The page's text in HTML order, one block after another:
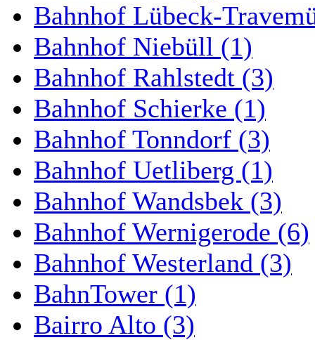
Bahnhof Lübeck-
Bahnhof Niebüll (1)
Bahnhof Rahlstedt (3)
Bahnhof Schierke (1)
Bahnhof Tonndorf (3)
Bahnhof Uetliberg (1)
Bahnhof Wandsbek (3)
Bahnhof Wernigerode (6)
Bahnhof Westerland (3)
BahnTower (1)
Bairro Alto (3)